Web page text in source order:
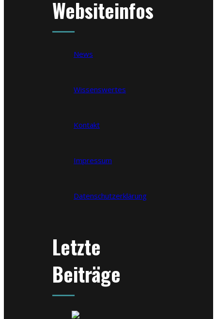
Websiteinfos
News
Wissenswertes
Kontakt
Impressum
Datenschutzerklärung
Letzte
Beiträge